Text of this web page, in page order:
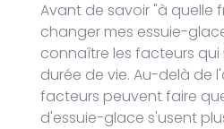
Avant de savoir "à quelle
changer mes essuie-
connaître les facteurs
durée de vie. Au-delà de
facteurs peuvent faire
d'essuie-glace s'usent